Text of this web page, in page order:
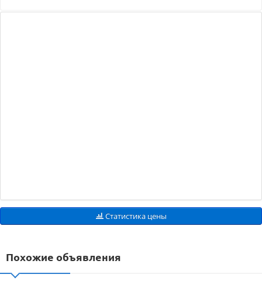
Статистика цены
Похожие объявления